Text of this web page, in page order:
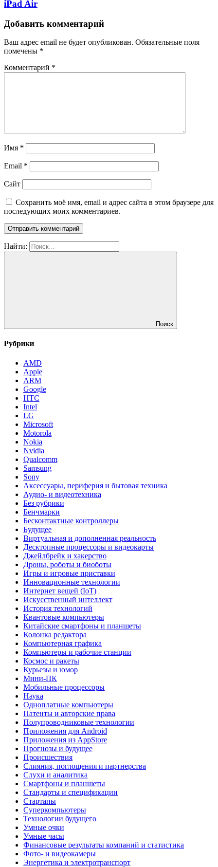
iPad Air
Добавить комментарий
Ваш адрес email не будет опубликован. Обязательные поля
помечены *
Комментарий *
Имя *
Email *
Сайт
Сохранить моё имя, email и адрес сайта в этом браузере для
последующих моих комментариев.
Найти:
Поиск
Рубрики
AMD
Apple
ARM
Google
HTC
Intel
LG
Microsoft
Motorola
Nokia
Nvidia
Qualcomm
Samsung
Sony
Аксессуары, периферия и бытовая техника
Аудио- и видеотехника
Без рубрики
Бенчмарки
Бесконтактные контроллеры
Будущее
Виртуальная и дополненная реальность
Десктопные процессоры и видеокарты
Джейлбрейк и хакерство
Дроны, роботы и биоботы
Игры и игровые приставки
Инновационные технологии
Интернет вещей (IoT)
Искусственный интеллект
История технологий
Квантовые компьютеры
Китайские смартфоны и планшеты
Колонка редактора
Компьютерная графика
Компьютеры и рабочие станции
Космос и ракеты
Курьезы и юмор
Мини-ПК
Мобильные процессоры
Наука
Одноплатные компьютеры
Патенты и авторские права
Полупроводниковые технологии
Приложения для Android
Приложения из AppStore
Прогнозы и будущее
Происшествия
Слияния, поглощения и партнерства
Слухи и аналитика
Смартфоны и планшеты
Стандарты и спецификации
Стартапы
Суперкомпьютеры
Технологии будущего
Умные очки
Умные часы
Финансовые результаты компаний и статистика
Фото- и видеокамеры
Энергетика и электротранспорт